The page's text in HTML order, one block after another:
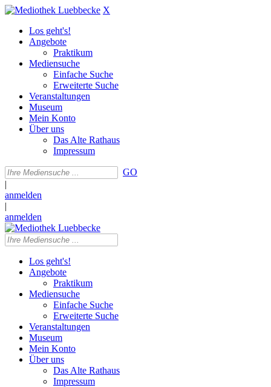
X
Los geht's!
Angebote
Praktikum
Mediensuche
Einfache Suche
Erweiterte Suche
Veranstaltungen
Museum
Mein Konto
Über uns
Das Alte Rathaus
Impressum
GO
|
anmelden
|
anmelden
Los geht's!
Angebote
Praktikum
Mediensuche
Einfache Suche
Erweiterte Suche
Veranstaltungen
Museum
Mein Konto
Über uns
Das Alte Rathaus
Impressum